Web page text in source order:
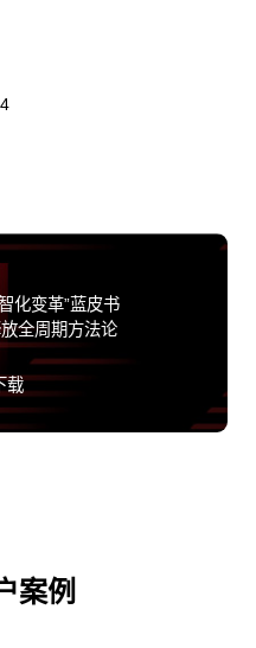
4
化变革”蓝皮书
全周期方法论
载
案例